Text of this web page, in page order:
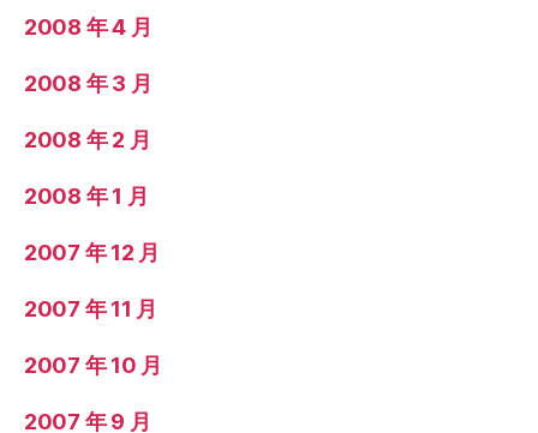
2008 年 4 月
2008 年 3 月
2008 年 2 月
2008 年 1 月
2007 年 12 月
2007 年 11 月
2007 年 10 月
2007 年 9 月